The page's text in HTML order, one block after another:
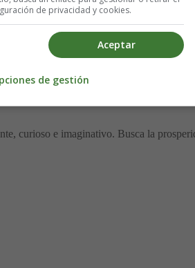
curioso e imaginativo. Busca la
de privacidad y cookies.
Aceptar
de gestión